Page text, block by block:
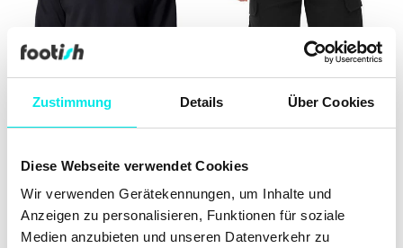
Zustimmung Details Über Cookies
Diese Webseite verwendet Cookies
Wir verwenden Gerätekennungen, um Inhalte und
Anzeigen zu personalisieren, Funktionen für soziale
Medien anzubieten und unseren Datenverkehr zu
Columbia Meridian Creektm
Crew
€ 25.96 € 64.90
Dickies Millerville Short
€ 31.96 € 79.90